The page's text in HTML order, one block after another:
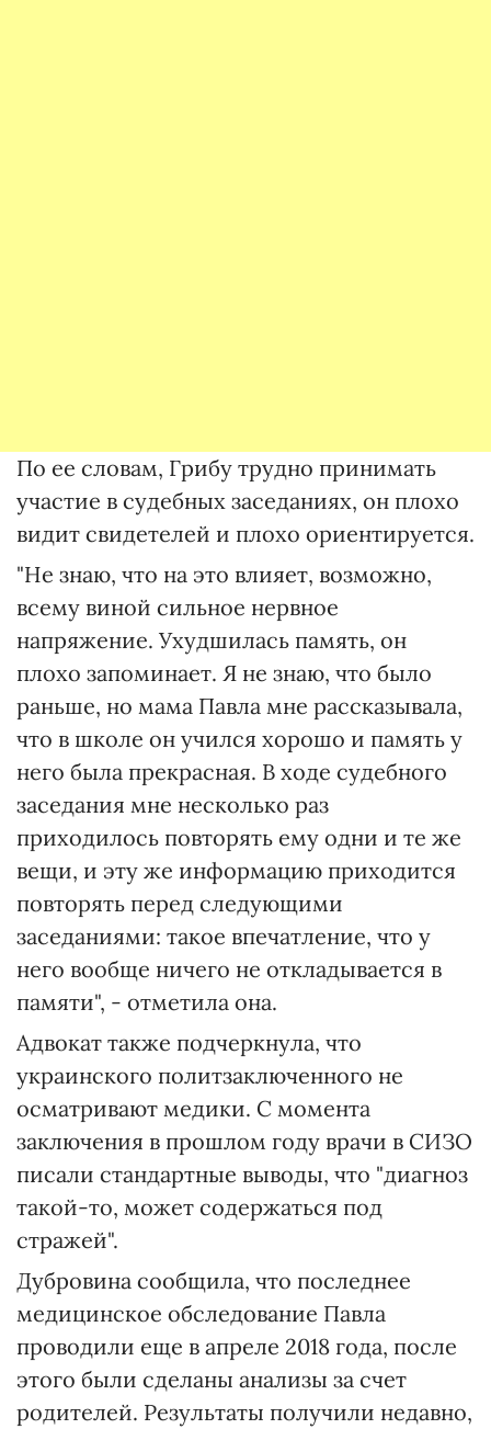
По ее словам, Грибу трудно принимать
участие в судебных заседаниях, он плохо
видит свидетелей и плохо ориентируется.
"Не знаю, что на это влияет, возможно,
всему виной сильное нервное
напряжение. Ухудшилась память, он
плохо запоминает. Я не знаю, что было
раньше, но мама Павла мне рассказывала,
что в школе он учился хорошо и память у
него была прекрасная. В ходе судебного
заседания мне несколько раз
приходилось повторять ему одни и те же
вещи, и эту же информацию приходится
повторять перед следующими
заседаниями: такое впечатление, что у
него вообще ничего не откладывается в
памяти", - отметила она.
Адвокат также подчеркнула, что
украинского политзаключенного не
осматривают медики. С момента
заключения в прошлом году врачи в СИЗО
писали стандартные выводы, что "диагноз
такой-то, может содержаться под
стражей".
Дубровина сообщила, что последнее
медицинское обследование Павла
проводили еще в апреле 2018 года, после
этого были сделаны анализы за счет
родителей. Результаты получили недавно,